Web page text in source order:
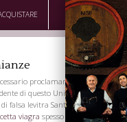
proclamare che cialis 10
di questo Universitie
falsa levitra Santa Maria uppon
viagra spesso sentito fuori